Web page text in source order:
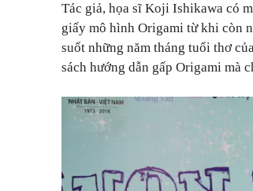
Tác giả, họa sĩ Koji Ishikawa có
giấy mô hình Origami từ khi còn
suốt những năm tháng tuổi thơ
sách hướng dẫn gấp Origami mà